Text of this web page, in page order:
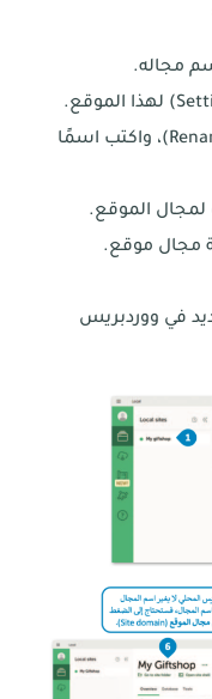
مجاله.
اضغط على إعادة تسمية (Rename)، واكتب اسمًا
لمجال الموقع.
مجال موقع.
في ووردبريس